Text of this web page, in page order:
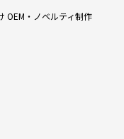
OEM・ノベルティ制作